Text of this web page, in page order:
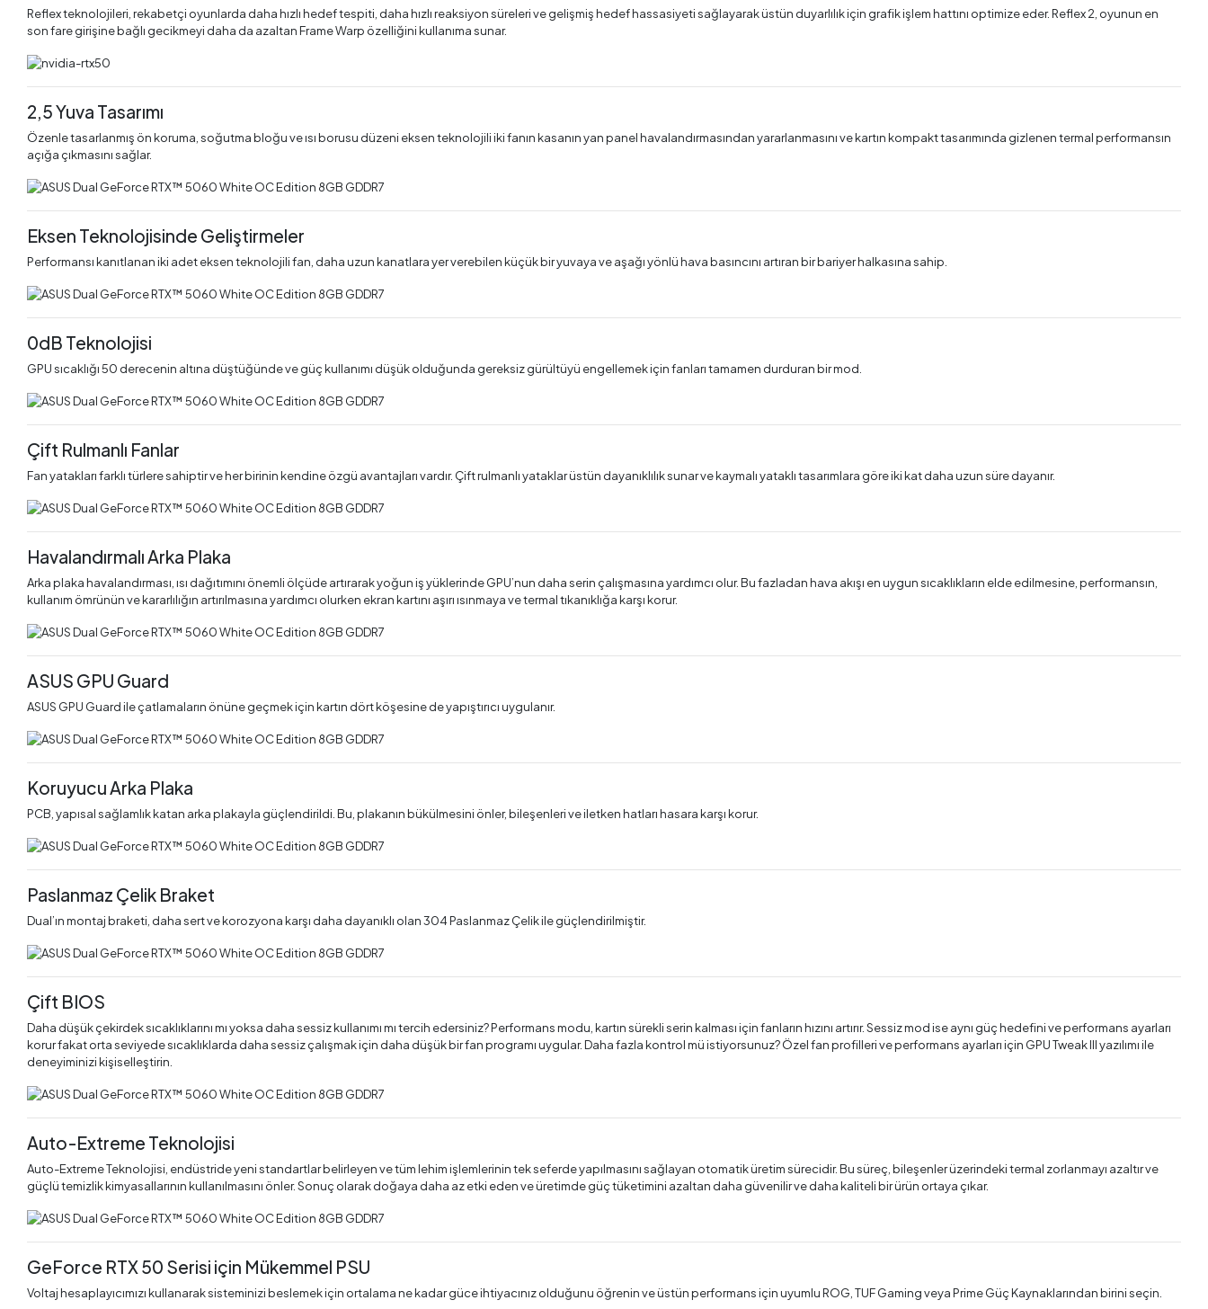
Reflex teknolojileri, rekabetçi oyunlarda daha hızlı hedef tespiti, daha hızlı reaksiyon süreleri ve gelişmiş hedef hassasiyeti sağlayarak üstün duyarlılık için grafik işlem hattını optimize eder. Reflex 2, oyunun en
son fare girişine bağlı gecikmeyi daha da azaltan Frame Warp özelliğini kullanıma sunar.
2,5 Yuva Tasarımı
Özenle tasarlanmış ön koruma, soğutma bloğu ve ısı borusu düzeni eksen teknolojili iki fanın kasanın yan panel havalandırmasından yararlanmasını ve kartın kompakt tasarımında gizlenen termal performansın
açığa çıkmasını sağlar.
Eksen Teknolojisinde Geliştirmeler
Performansı kanıtlanan iki adet eksen teknolojili fan, daha uzun kanatlara yer verebilen küçük bir yuvaya ve aşağı yönlü hava basıncını artıran bir bariyer halkasına sahip.
0dB Teknolojisi
GPU sıcaklığı 50 derecenin altına düştüğünde ve güç kullanımı düşük olduğunda gereksiz gürültüyü engellemek için fanları tamamen durduran bir mod.
Çift Rulmanlı Fanlar
Fan yatakları farklı türlere sahiptir ve her birinin kendine özgü avantajları vardır. Çift rulmanlı yataklar üstün dayanıklılık sunar ve kaymalı yataklı tasarımlara göre iki kat daha uzun süre dayanır.
Havalandırmalı Arka Plaka
Arka plaka havalandırması, ısı dağıtımını önemli ölçüde artırarak yoğun iş yüklerinde GPU’nun daha serin çalışmasına yardımcı olur. Bu fazladan hava akışı en uygun sıcaklıkların elde edilmesine, performansın,
kullanım ömrünün ve kararlılığın artırılmasına yardımcı olurken ekran kartını aşırı ısınmaya ve termal tıkanıklığa karşı korur.
ASUS GPU Guard
ASUS GPU Guard ile çatlamaların önüne geçmek için kartın dört köşesine de yapıştırıcı uygulanır.
Koruyucu Arka Plaka
PCB, yapısal sağlamlık katan arka plakayla güçlendirildi. Bu, plakanın bükülmesini önler, bileşenleri ve iletken hatları hasara karşı korur.
Paslanmaz Çelik Braket
Dual’ın montaj braketi, daha sert ve korozyona karşı daha dayanıklı olan 304 Paslanmaz Çelik ile güçlendirilmiştir.
Çift BIOS
Daha düşük çekirdek sıcaklıklarını mı yoksa daha sessiz kullanımı mı tercih edersiniz? Performans modu, kartın sürekli serin kalması için fanların hızını artırır. Sessiz mod ise aynı güç hedefini ve performans ayarları
korur fakat orta seviyede sıcaklıklarda daha sessiz çalışmak için daha düşük bir fan programı uygular. Daha fazla kontrol mü istiyorsunuz? Özel fan profilleri ve performans ayarları için GPU Tweak III yazılımı ile
deneyiminizi kişiselleştirin.
Auto-Extreme Teknolojisi
Auto-Extreme Teknolojisi, endüstride yeni standartlar belirleyen ve tüm lehim işlemlerinin tek seferde yapılmasını sağlayan otomatik üretim sürecidir. Bu süreç, bileşenler üzerindeki termal zorlanmayı azaltır ve
güçlü temizlik kimyasallarının kullanılmasını önler. Sonuç olarak doğaya daha az etki eden ve üretimde güç tüketimini azaltan daha güvenilir ve daha kaliteli bir ürün ortaya çıkar.
GeForce RTX 50 Serisi için Mükemmel PSU
Voltaj hesaplayıcımızı kullanarak sisteminizi beslemek için ortalama ne kadar güce ihtiyacınız olduğunu öğrenin ve üstün performans için uyumlu ROG, TUF Gaming veya Prime Güç Kaynaklarından birini seçin.